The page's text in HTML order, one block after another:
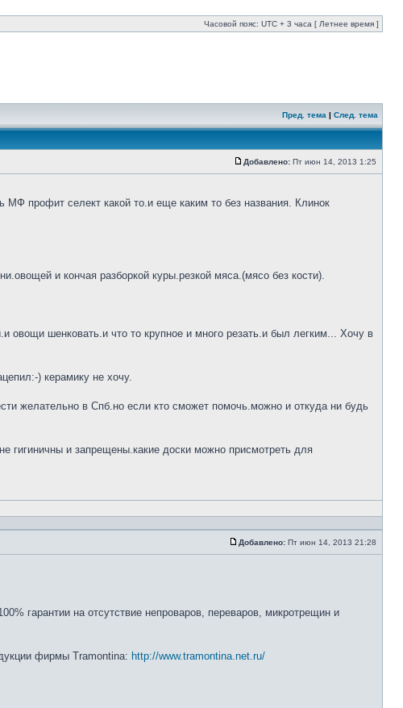
Часовой пояс: UTC + 3 часа [ Летнее время ]
Пред. тема | След. тема
Добавлено: Пт июн 14, 2013 1:25
профит селект какой то.и еще каким то без названия. Клинок
и кончая разборкой куры.резкой мяса.(мясо без кости).
овощи шенковать.и что то крупное и много резать.и был легким... Хочу в
) керамику не хочу.
желательно в Спб.но если кто сможет помочь.можно и откуда ни будь
гигиничны и запрещены.какие доски можно присмотреть для
Добавлено: Пт июн 14, 2013 21:28
гарантии на отсутствие непроваров, переваров, микротрещин и
фирмы Tramontina: http://www.tramontina.net.ru/